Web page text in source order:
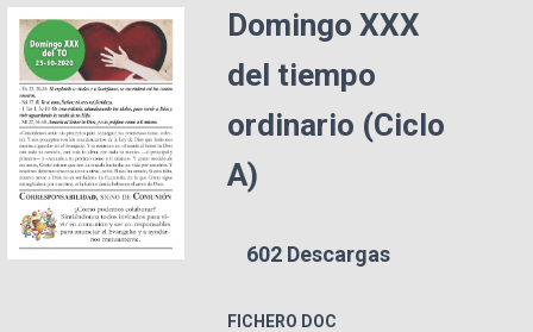
Domingo XXX
del tiempo
ordinario (Ciclo
A)
602 Descargas
FICHERO DOC